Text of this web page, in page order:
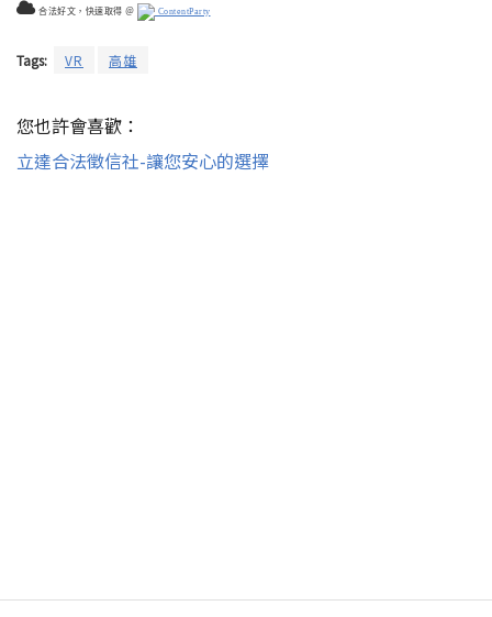
合法好文，快速取得 ＠ ContentParty
Tags: VR 高雄
您也許會喜歡：
立達合法徵信社-讓您安心的選擇